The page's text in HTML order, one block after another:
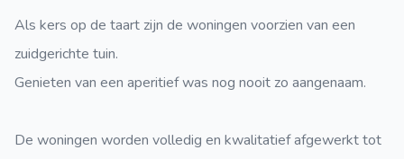
Als kers op de taart zijn de woningen voorzien van een
zuidgerichte tuin.
Genieten van een aperitief was nog nooit zo aangenaam.
De woningen worden volledig en kwalitatief afgewerkt tot